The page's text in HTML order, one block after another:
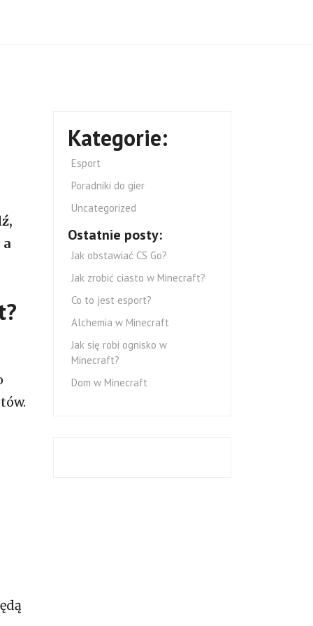
Kategorie:
Esport
Poradniki do gier
Uncategorized
Ostatnie posty:
Jak obstawiać CS Go?
Jak zrobić ciasto w Minecraft?
Co to jest esport?
Alchemia w Minecraft
Jak się robi ognisko w
Minecraft?
Dom w Minecraft